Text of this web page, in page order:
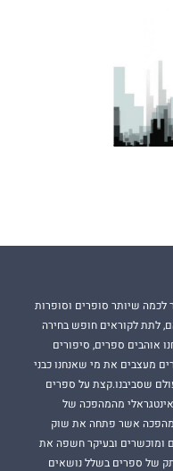
שיותר סופרים וסופרות
לתת לקוראים חופש בחירה
אוהבים ספרים, סיפורים
מעצבים את מי שאנחנו כבני
שסביבנו.קצת על ספרים
אינטגראלי מהמהפכה של
מהפכה אשר פתחה את שוק
ומוכשרים ובעיקר חשפה את
של ספרים בשלל נושאים